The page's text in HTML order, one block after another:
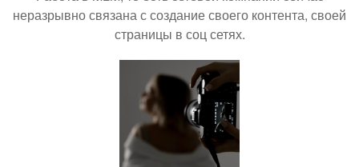
неразрывно связана с создание своего контента, своей
страницы в соц сетях.